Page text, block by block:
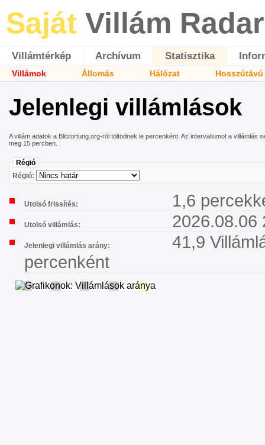
Saját Villám Radar
Villámtérkép Archívum Statisztika
Villámok Állomás Hálózat
Jelenlegi villámlások
A villám adatok a Blitzortung.org-ról töltödnek le percenként. Az intervallumot a villámlás
meg 15 percben.
Régió
Régió:
Utolsó frissítés: 1,6
Utolsó villámlás: 2026.08.06
Jelenlegi villámlás arány:
41,9
percenként